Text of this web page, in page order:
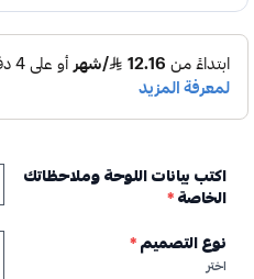
اكتب بيانات اللوحة وملاحظاتك
الخاصة*
نوع التصميم*
اختر